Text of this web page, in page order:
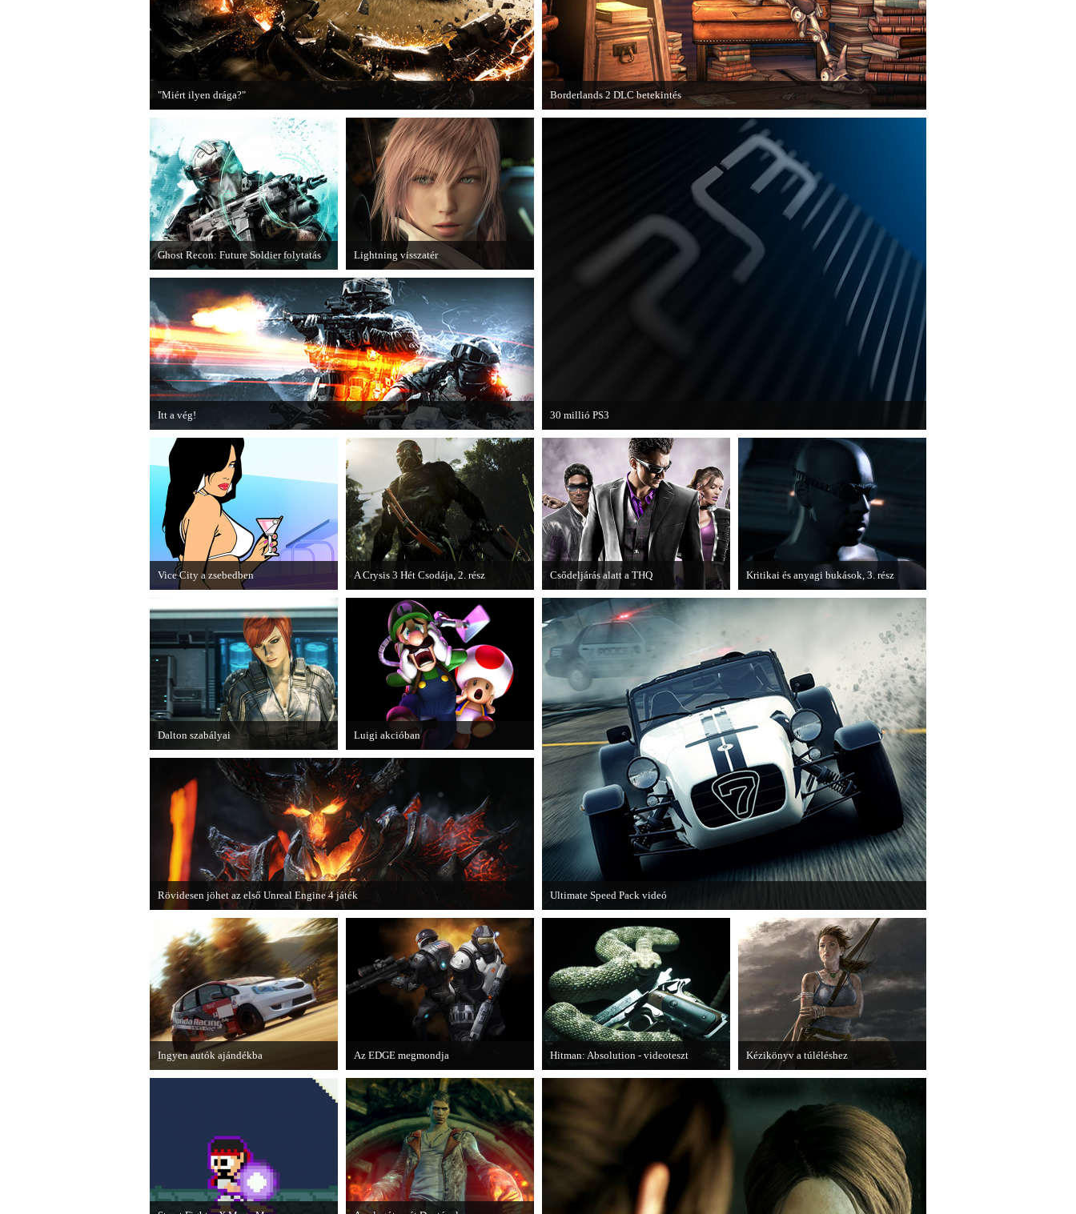
"Miért ilyen drága?"
A PC Guru utánajárt, miért kerülnek olyan sokba a AAA-kategóriás videojátékok.
Borderlands 2 DLC betekintés
2013. januárjában érkezik a a Sir Hammerlock's Big Game Hunt DLC a Borderlands 2
Ghost Recon: Future Soldier folytatás
Több jel is utal arra, hogy készülőben
van a Ghost Recon: Future Soldier
következő epizódja.
Lightning visszatér
Megjött a Lightning Returns: Final
Fantasy XIII című játék első hivatalos
videója.
30 millió PS3
A PAL régióban a PS3 átlépte a 30 milliós eladott darabszámot.
Itt a vég!
Hamarosan minden infó kiderül a Battlefield 3 utolsó, End Game kiegészítőjéről.
Vice City a zsebedben
A GTA: Vice City 10th Anniversary
Editionről készített tesztet a PC Guru.
A Crysis 3 Hét Csodája, 2. rész
Megjelent a Crysis 3 videosorozat
második része, amely a The Hunt címet
Csődeljárás alatt a THQ
Egy újabb videojáték-kiadó került
csődeljárás alá, aki nem más, mint a
THQ.
Kritikai és anyagi bukások, 3. rész
A PC Guru "Kritikai és anyagi bukások"
Dalton szabályai
Új videóval jelentkezik az Insomniac
Games játéka, a Fuse.
Luigi akcióban
A Nintendo 3DS-re készülő Luigi's
Mansion: Dark Moon újabb képeken
mutatja meg magát.
Ultimate Speed Pack videó
Már elérhető a Need for Speed Most Wanted első nagyobb kiegészítő csomagja.
Rövidesen jöhet az első Unreal Engine 4 játék
A Zombie Studios készölő játéka az Epic Games legújabb motorját, az Unreal Engine
4-et fogja használni.
Ingyen autók ajándékba
A Forza Horizon készítői ingyenesen
Az EDGE megmondja
Az egyik leghíresebb játékmagazin, az
EDGE is elmondja, hogy szerinte
melyek voltak idén a legjobb játékok.
Hitman: Absolution - videoteszt
a legújabb Hitmant.
Kézikönyv a túléléshez
manapság már kötelező videosorozatot.